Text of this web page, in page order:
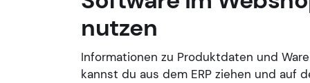
nutzen
Informationen zu Produktdaten und
kannst du aus dem ERP ziehen und auf